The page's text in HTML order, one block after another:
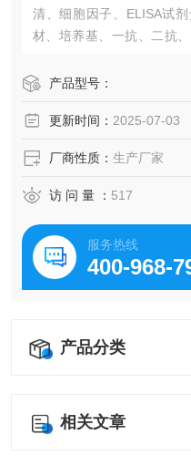
清、细胞因子、ELISA试
材、培养基、一抗、二抗
体系以及高效稳定的纯化
产品型号：
更新时间： 2025-07-03
厂商性质： 生产厂家
访 问 量 ： 517
服务热线
400-968-
产品分类
相关文章